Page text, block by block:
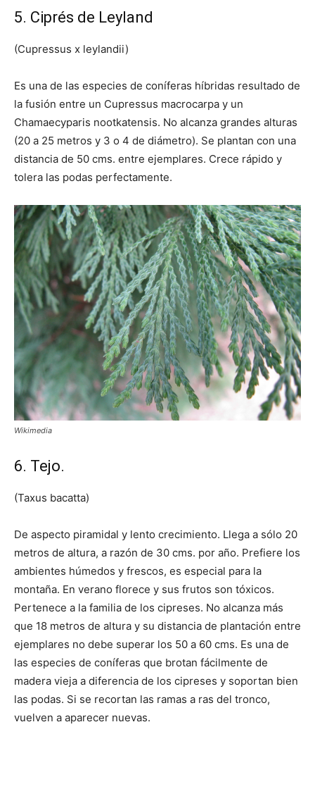
5. Ciprés de Leyland
(Cupressus x leylandii)
Es una de las especies de coníferas híbridas resultado de
la fusión entre un Cupressus macrocarpa y un
Chamaecyparis nootkatensis. No alcanza grandes alturas
(20 a 25 metros y 3 o 4 de diámetro). Se plantan con una
distancia de 50 cms. entre ejemplares. Crece rápido y
tolera las podas perfectamente.
Wikimedia
6. Tejo.
(Taxus bacatta)
De aspecto piramidal y lento crecimiento. Llega a sólo 20
metros de altura, a razón de 30 cms. por año. Prefiere los
ambientes húmedos y frescos, es especial para la
montaña. En verano florece y sus frutos son tóxicos.
Pertenece a la familia de los cipreses. No alcanza más
que 18 metros de altura y su distancia de plantación entre
ejemplares no debe superar los 50 a 60 cms. Es una de
las especies de coníferas que brotan fácilmente de
madera vieja a diferencia de los cipreses y soportan bien
las podas. Si se recortan las ramas a ras del tronco,
vuelven a aparecer nuevas.